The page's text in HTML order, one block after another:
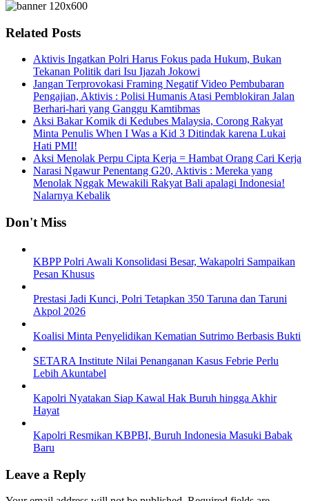
Related Posts
Aktivis Ingatkan Polri Harus Fokus pada Hukum, Bukan
Tekanan Politik dari Isu Ijazah Jokowi
Jangan Terprovokasi Framing Negatif Video Pembubaran
Pengajian, Aktivis : Polisi Humanis Atasi Pemblokiran Jalan
Berhari-hari yang Ganggu Kamtibmas
Aksi Bakar Komik di Kedubes Malaysia, Corong Rakyat
Minta Penulis When I Was a Kid 3 Ditindak karena Lukai
Hati PMI!
Aksi Menolak Perpu Cipta Kerja = Hambat Orang Cari Kerja
Narasi Ngawur Penentang G20, Aktivis : Mereka yang
Menolak Nggak Mewakili Rakyat Bali apalagi Indonesia!
Nalarnya Kebalik
Don't Miss
KBPP Polri Awali Konsolidasi Besar, Wakapolri Sampaikan
Pesan Khusus
Prestasi Jadi Kunci, Polri Tetapkan 350 Taruna dan Taruni
Akpol 2026
Koalisi Minta Penyelidikan Kematian Sutrimo Berbasis Bukti
SETARA Institute Nilai Penanganan Kasus Febrie Perlu
Lebih Akuntabel
Kapolri Nyatakan Siap Kawal Hak Buruh hingga Akhir
Hayat
Kapolri Resmikan KBPBI, Buruh Indonesia Masuki Babak
Baru
Leave a Reply